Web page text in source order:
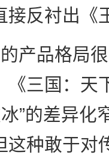
接反衬出《
品格局很
《三国：天
”的差异化
这种敢于对